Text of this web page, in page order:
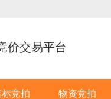
价交易平台
标竞拍 物资竞拍